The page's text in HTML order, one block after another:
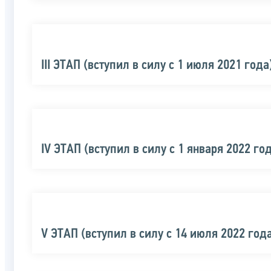
III ЭТАП (вступил в силу с 1 июля 2021
IV ЭТАП (вступил в силу с 1 января 2022
V ЭТАП (вступил в силу с 14 июля 2022